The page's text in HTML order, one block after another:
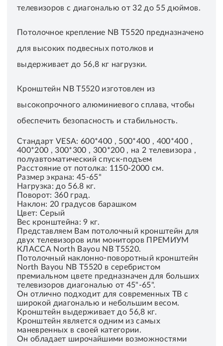
телевизоров с диагональю от 32 до 55 дюймов.
Потолочное крепление NB T5520 предназначено
для высоких подвесных потолков и
выдерживает до 56,8 кг нагрузки.
Кронштейн NB T5520 изготовлен из
высокопрочного алюминиевого сплава, чтобы
обеспечить безопасность и стабильность.
Стандарт VESA: 600*400 , 500*400 , 400*400 ,
400*200 , 300*300 , 300*200 , на 2 телевизора ,
полуавтоматический спуск-подъем
Расстояние от потолка: 1150-2000 см.
Размер экрана: 45-65"
Нагрузка: до 56.8 кг.
Поворот: 360 град.
Наклон: 20 градусов барашком
Цвет: Серый
Вес кронштейна: 9 кг.
Представляем Вам потолочный кронштейн для
двух телевизоров или мониторов ПРЕМИУМ
КЛАССА North Bayou NB T5520.
Потолочный наклонно-поворотный кронштейн
North Bayou NB T5520 в серебристом
премиальном цвете предназначен для больших
телевизоров диагональю от 45"-65".
Он отлично подходит для современных ТВ с
широкой диагональю и небольшим весом.
Кронштейн выдерживает до 56,8 кг.
Кронштейн является одним из самых
маневренных в своей категории.
Он обладает широчайшими возможностями